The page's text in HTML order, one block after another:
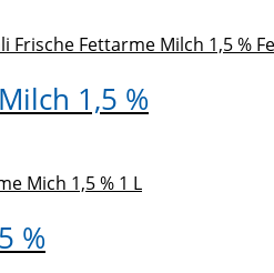
1,5 %
%